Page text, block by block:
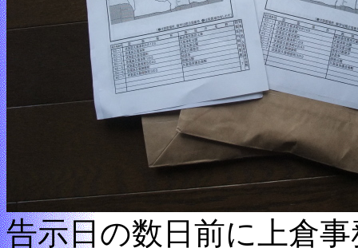
告示日の数日前に上倉